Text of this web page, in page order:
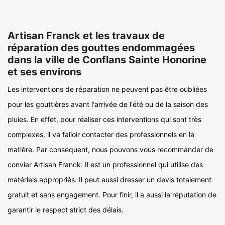
Artisan Franck et les travaux de
réparation des gouttes endommagées
dans la ville de Conflans Sainte Honorine
et ses environs
Les interventions de réparation ne peuvent pas être oubliées
pour les gouttières avant l'arrivée de l'été ou de la saison des
pluies. En effet, pour réaliser ces interventions qui sont très
complexes, il va falloir contacter des professionnels en la
matière. Par conséquent, nous pouvons vous recommander de
convier Artisan Franck. Il est un professionnel qui utilise des
matériels appropriés. Il peut aussi dresser un devis totalement
gratuit et sans engagement. Pour finir, il a aussi la réputation de
garantir le respect strict des délais.